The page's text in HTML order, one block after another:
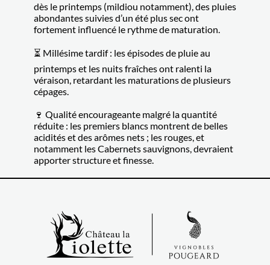
dès le printemps (mildiou notamment), des pluies
abondantes suivies d’un été plus sec ont
fortement influencé le rythme de maturation.
⏳ Millésime tardif : les épisodes de pluie au
printemps et les nuits fraîches ont ralenti la
véraison, retardant les maturations de plusieurs
cépages.
🍷 Qualité encourageante malgré la quantité
réduite : les premiers blancs montrent de belles
acidités et des arômes nets ; les rouges, et
notamment les Cabernets sauvignons, devraient
apporter structure et finesse.